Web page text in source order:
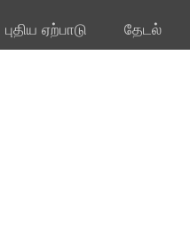
புதிய ஏற்பாடு தேடல்